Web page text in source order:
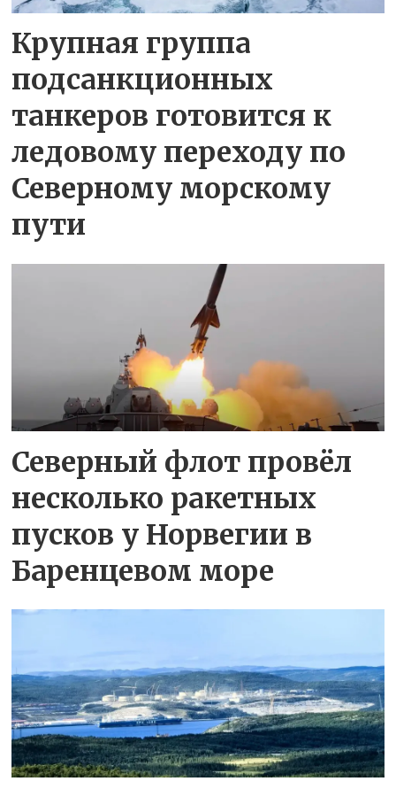
Крупная группа
подсанкционных
танкеров готовится к
ледовому переходу по
Северному морскому
пути
Северный флот провёл
несколько ракетных
пусков у Норвегии в
Баренцевом море